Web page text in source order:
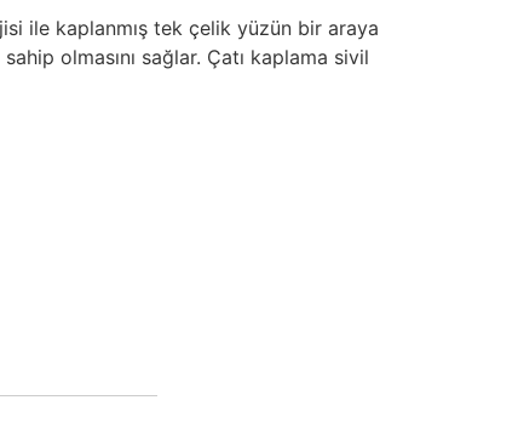
ile kaplanmış tek çelik yüzün bir araya
olmasını sağlar. Çatı kaplama sivil